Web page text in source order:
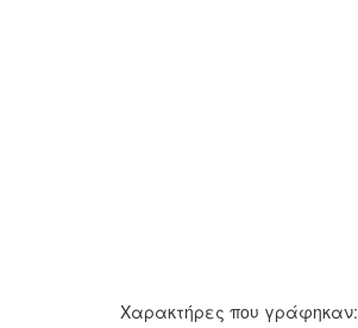
Χαρακτήρες που γράφηκαν: